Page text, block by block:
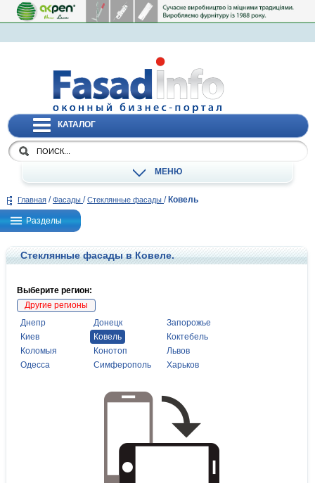
КАТАЛОГ
МЕНЮ
Главная / Фасады / Стеклянные фасады / Ковель
Разделы
Стеклянные фасады в Ковеле.
Выберите регион:
Другие регионы
Днепр
Донецк
Запорожье
Киев
Ковель
Коктебель
Коломыя
Конотоп
Львов
Одесса
Симферополь Харьков